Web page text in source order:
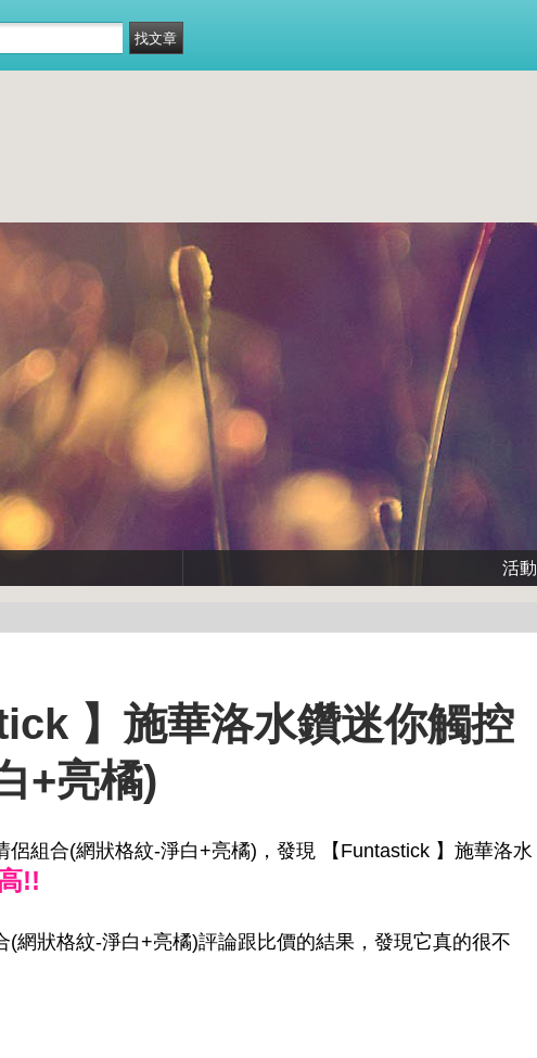
活動
】施華洛水鑽迷你觸控
+亮橘)
組合(網狀格紋-淨白+亮橘)，發現 【Funtastick 】施華洛水
!!
網狀格紋-淨白+亮橘)評論跟比價的結果，發現它真的很不